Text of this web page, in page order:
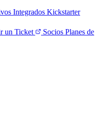
Integrados Kickstarter
un Ticket Socios Planes de